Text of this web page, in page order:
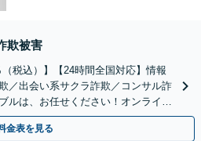
欺被害
（税込）】【24時間全国対応】情報
／出会い系サクラ詐欺／コンサル詐
ルは、お任せください！オンライン
金表を見る